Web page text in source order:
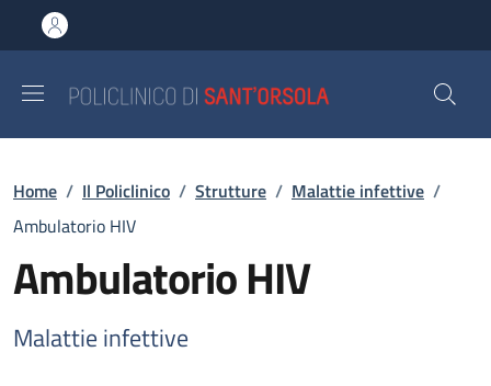
al contenuto principale
to footer content
Briciole di pane
Home / Il Policlinico / Strutture / Malattie infettive /
Ambulatorio HIV
Ambulatorio HIV
Malattie infettive